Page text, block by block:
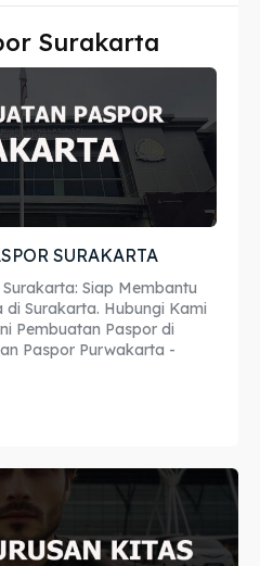
Surakarta
SURAKARTA
Siap Membantu
di Surakarta. Hubungi Kami
Pembuatan Paspor di
Paspor Purwakarta -